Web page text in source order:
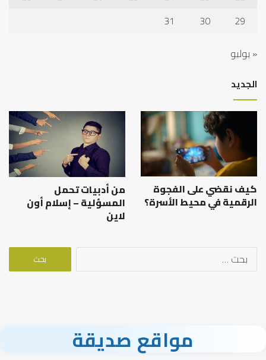
29
30
31
« يوليو
الجديد
كيف نقضي على الفجوة
الرقمية في محيط الأسرة؟
من أدبيات تحمل
المسؤلية – إسلام أون
لاين
البحث
مواقع صديقة